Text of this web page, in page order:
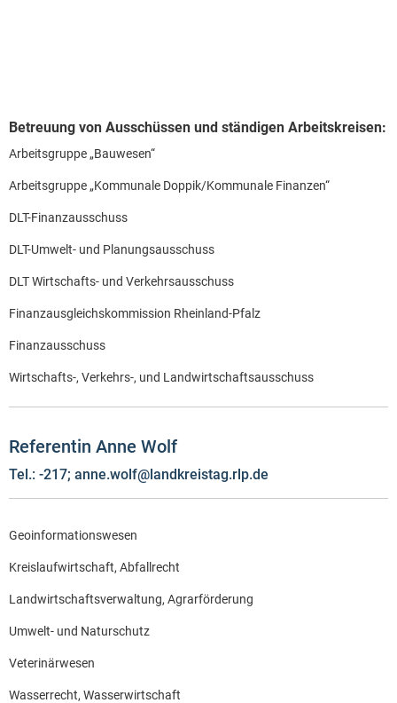
Betreuung von Ausschüssen und ständigen Arbeitskreisen:
Arbeitsgruppe „Bauwesen“
Arbeitsgruppe „Kommunale Doppik/Kommunale Finanzen“
DLT-Finanzausschuss
DLT-Umwelt- und Planungsausschuss
DLT Wirtschafts- und Verkehrsausschuss
Finanzausgleichskommission Rheinland-Pfalz
Finanzausschuss
Wirtschafts-, Verkehrs-, und Landwirtschaftsausschuss
Referentin Anne Wolf
Tel.: -217; anne.wolf@landkreistag.rlp.de
Geoinformationswesen
Kreislaufwirtschaft, Abfallrecht
Landwirtschaftsverwaltung, Agrarförderung
Umwelt- und Naturschutz
Veterinärwesen
Wasserrecht, Wasserwirtschaft